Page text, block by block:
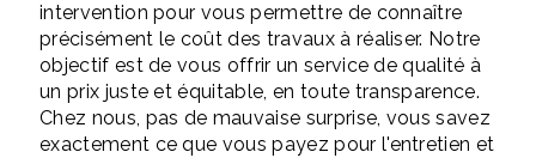
intervention pour vous permettre de connaître
précisément le coût des travaux à réaliser. Notre
objectif est de vous offrir un service de qualité à
un prix juste et équitable, en toute transparence.
Chez nous, pas de mauvaise surprise, vous savez
exactement ce que vous payez pour l'entretien et